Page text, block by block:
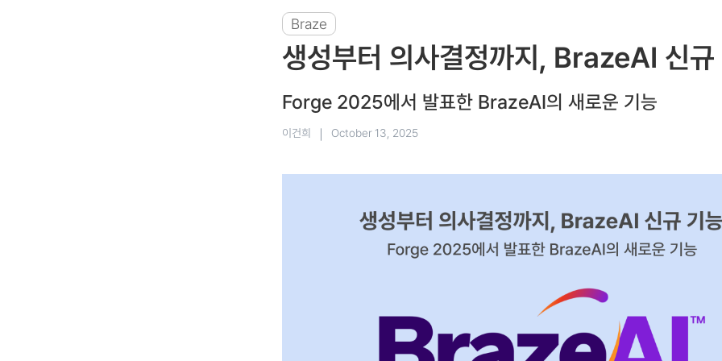
Braze
생성부터 의사결정까지, BrazeAI 신규
Forge 2025에서 발표한 BrazeAI의 새로운 기능
이건희 October 13, 2025